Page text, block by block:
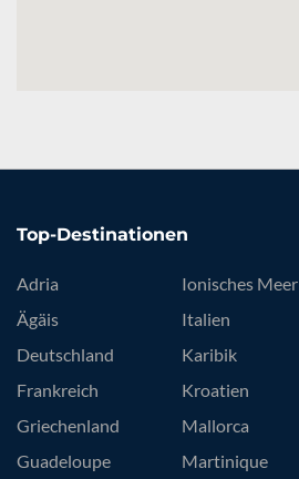
Top-Destinationen
Adria
Ägäis
Deutschland
Frankreich
Griechenland
Guadeloupe
Ionisches Meer
Italien
Karibik
Kroatien
Mallorca
Martinique